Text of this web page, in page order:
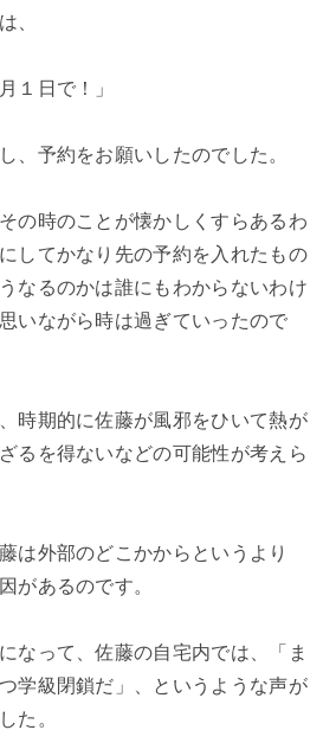
、
１日で！」
、予約をお願いしたのでした。
の時のことが懐かしくすらあるわ
してかなり先の予約を入れたもの
なるのかは誰にもわからないわけ
いながら時は過ぎていったので
時期的に佐藤が風邪をひいて熱が
るを得ないなどの可能性が考えら
は外部のどこかからというより
があるのです。
なって、佐藤の自宅内では、「ま
学級閉鎖だ」、というような声が
た。